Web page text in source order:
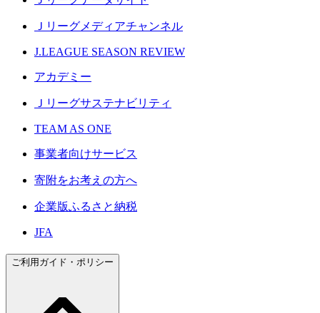
Ｊリーグメディアチャンネル
J.LEAGUE SEASON REVIEW
アカデミー
Ｊリーグサステナビリティ
TEAM AS ONE
事業者向けサービス
寄附をお考えの方へ
企業版ふるさと納税
JFA
ご利用ガイド・ポリシー